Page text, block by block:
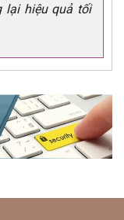
lại hiệu quả tối